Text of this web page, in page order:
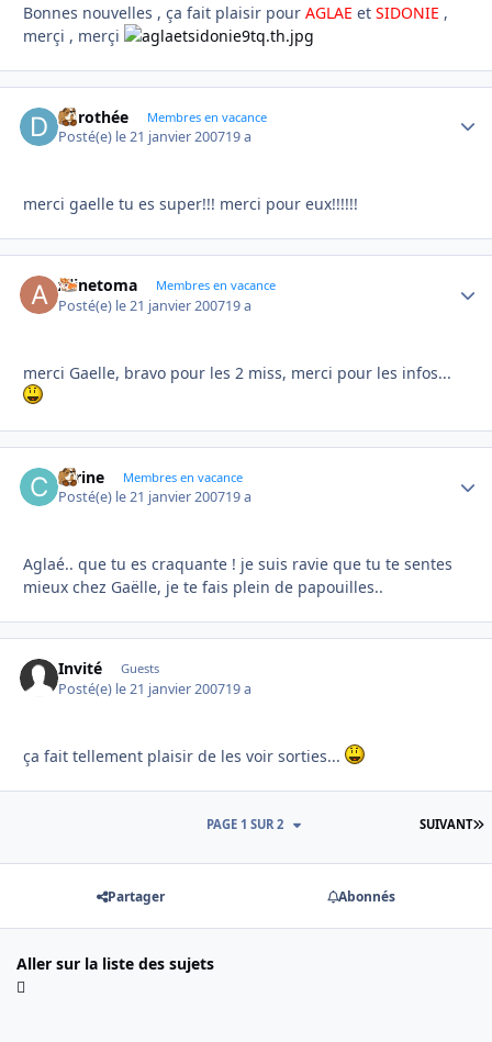
Bonnes nouvelles , ça fait plaisir pour AGLAE et SIDONIE ,
merçi , merçi
dorothée Membres en vacance
Posté(e) le 21 janvier 200719 a
merci gaelle tu es super!!! merci pour eux!!!!!!
Alinetoma Membres en vacance
Posté(e) le 21 janvier 200719 a
merci Gaelle, bravo pour les 2 miss, merci pour les infos...
carine Membres en vacance
Posté(e) le 21 janvier 200719 a
Aglaé.. que tu es craquante ! je suis ravie que tu te sentes
mieux chez Gaëlle, je te fais plein de papouilles..
Invité Guests
Posté(e) le 21 janvier 200719 a
ça fait tellement plaisir de les voir sorties...
SUIVANT
PAGE 1 SUR 2
Partager Abonnés
Aller sur la liste des sujets